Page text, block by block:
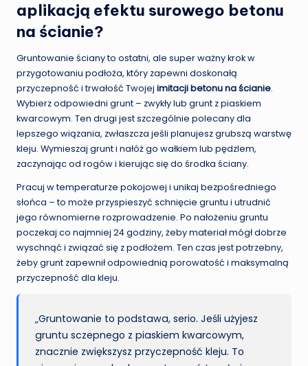
aplikacją efektu surowego betonu
na ścianie?
Gruntowanie ściany to ostatni, ale super ważny krok w
przygotowaniu podłoża, który zapewni doskonałą
przyczepność i trwałość Twojej imitacji betonu na ścianie.
Wybierz odpowiedni grunt – zwykły lub grunt z piaskiem
kwarcowym. Ten drugi jest szczególnie polecany dla
lepszego wiązania, zwłaszcza jeśli planujesz grubszą warstwę
kleju. Wymieszaj grunt i nałóż go wałkiem lub pędzlem,
zaczynając od rogów i kierując się do środka ściany.
Pracuj w temperaturze pokojowej i unikaj bezpośredniego
słońca – to może przyspieszyć schnięcie gruntu i utrudnić
jego równomierne rozprowadzenie. Po nałożeniu gruntu
poczekaj co najmniej 24 godziny, żeby materiał mógł dobrze
wyschnąć i związać się z podłożem. Ten czas jest potrzebny,
żeby grunt zapewnił odpowiednią porowatość i maksymalną
przyczepność dla kleju.
„Gruntowanie to podstawa, serio. Jeśli użyjesz
gruntu sczepnego z piaskiem kwarcowym,
znacznie zwiększysz przyczepność kleju. To